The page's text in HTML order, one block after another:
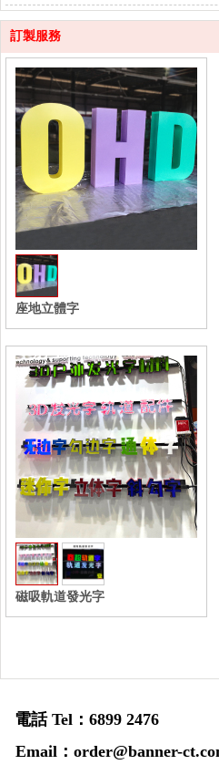
訂製服務
座地立體字
磁吸軌道發光字
電話 Tel：6899 2476
Email：order@banner-